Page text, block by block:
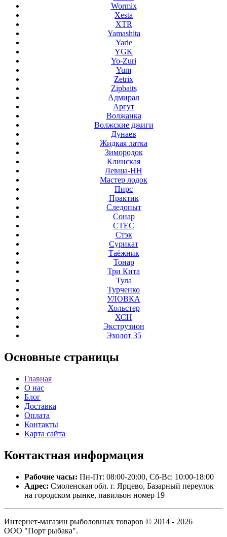
Wormix
Xesta
XTR
Yamashita
Yarie
YGK
Yo-Zuri
Yum
Zetrix
Zipbaits
Адмирал
Аргут
Волжанка
Волжские джиги
Дунаев
Жидкая латка
Зимородок
Клинская
Левша-НН
Мастер лодок
Пирс
Практик
Следопыт
Сонар
СТЕС
Стэк
Сурикат
Таёжник
Тонар
Три Кита
Тула
Турченко
УЛОВКА
Хольстер
ХСН
Экструзион
Эхолот 35
Основные страницы
Главная
О нас
Блог
Доставка
Оплата
Контакты
Карта сайта
Контактная информация
Рабочие часы: Пн-Пт: 08:00-20:00, Сб-Вс: 10:00-18:00
Адрес: Смоленская обл. г. Ярцево, Базарный переулок
на городском рынке, павильон номер 19
Интернет-магазин рыболовных товаров © 2014 - 2026
ООО "Порт рыбака".